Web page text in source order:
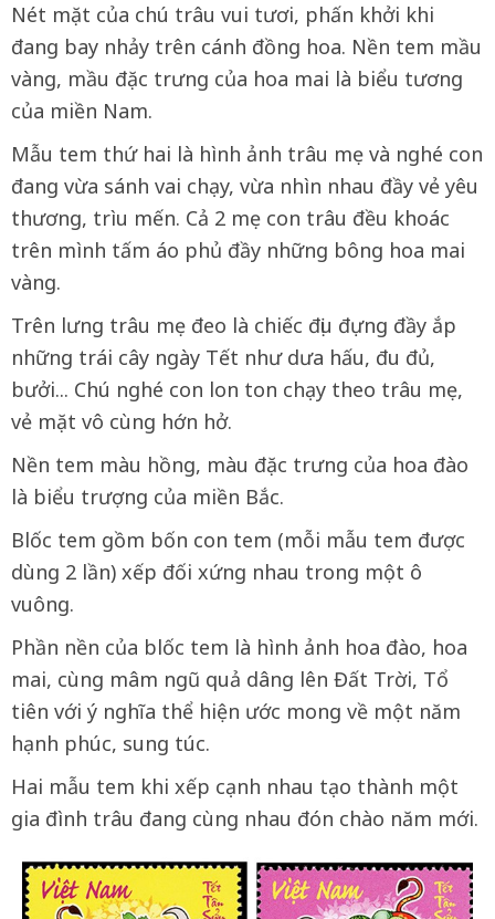
Nét mặt của chú trâu vui tươi, phấn khởi khi
đang bay nhảy trên cánh đồng hoa. Nền tem mầu
vàng, mầu đặc trưng của hoa mai là biểu tương
của miền Nam.
Mẫu tem thứ hai là hình ảnh trâu mẹ và nghé con
đang vừa sánh vai chạy, vừa nhìn nhau đầy vẻ yêu
thương, trìu mến. Cả 2 mẹ con trâu đều khoác
trên mình tấm áo phủ đầy những bông hoa mai
vàng.
Trên lưng trâu mẹ đeo là chiếc địu đựng đầy ắp
những trái cây ngày Tết như dưa hấu, đu đủ,
bưởi... Chú nghé con lon ton chạy theo trâu mẹ,
vẻ mặt vô cùng hớn hở.
Nền tem màu hồng, màu đặc trưng của hoa đào
là biểu trượng của miền Bắc.
Blốc tem gồm bốn con tem (mỗi mẫu tem được
dùng 2 lần) xếp đối xứng nhau trong một ô
vuông.
Phần nền của blốc tem là hình ảnh hoa đào, hoa
mai, cùng mâm ngũ quả dâng lên Đất Trời, Tổ
tiên với ý nghĩa thể hiện ước mong về một năm
hạnh phúc, sung túc.
Hai mẫu tem khi xếp cạnh nhau tạo thành một
gia đình trâu đang cùng nhau đón chào năm mới.